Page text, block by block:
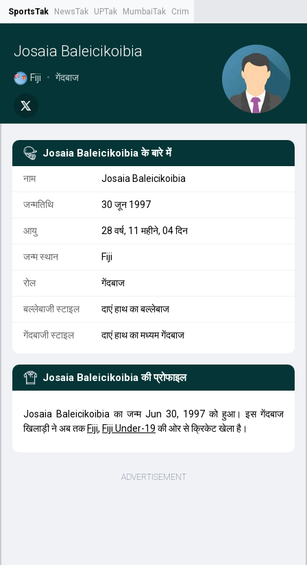
SportsTak NewsTak UPTak MumbaiTak CrimeTak
Josaia Baleicikoibia
Fiji • गेंदबाज
Josaia Baleicikoibia के बारे में
नाम Josaia Baleicikoibia
जन्मतिथि 30 जून 1997
आयु 28 वर्ष, 11 महीने, 04 दिन
जन्म स्थान Fiji
रोल गेंदबाज
बल्लेबाजी स्टाइल दाएं हाथ का बल्लेबाज
गेंदबाजी स्टाइल दाएं हाथ का मध्यम गेंदबाज
Josaia Baleicikoibia की प्रोफाइल
Josaia Baleicikoibia का जन्म Jun 30, 1997 को हुआ। इस गेंदबाज
खिलाड़ी ने अब तक Fiji, Fiji Under-19 की ओर से क्रिकेट खेला है।